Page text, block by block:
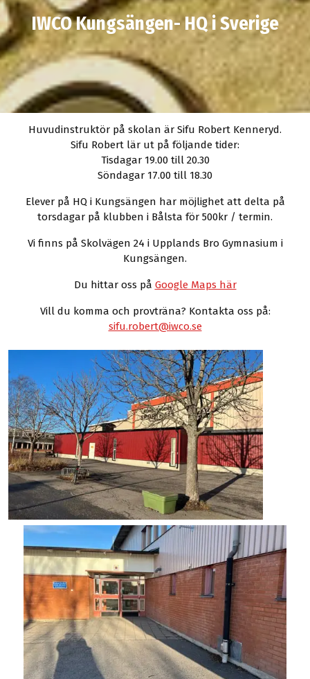
IWCO Kungsängen- HQ i Sverige
Huvudinstruktör på skolan är Sifu Robert Kenneryd.
Sifu Robert lär ut på följande tider:
Tisdagar 19.00 till 20.30
Söndagar 17.00 till 18.30
Elever på HQ i Kungsängen har möjlighet att delta på
torsdagar på klubben i Bålsta för 500kr / termin.
Vi finns på Skolvägen 24 i Upplands Bro Gymnasium i
Kungsängen.
Du hittar oss på Google Maps här
Vill du komma och provträna? Kontakta oss på:
sifu.robert@iwco.se